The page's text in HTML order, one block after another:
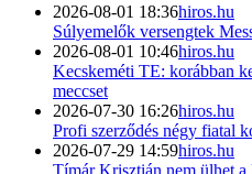
2026-08-01 18:36hiros.hu
Súlyemelők versengtek
2026-08-01 10:46hiros.hu
Kecskeméti TE: korábban
meccset
2026-07-30 16:26hiros.hu
Profi szerződés négy fiatal
2026-07-29 14:59hiros.hu
Tímár Krisztián nem ülhet a